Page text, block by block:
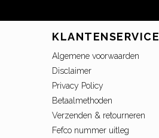
KLANTENSERVICE
Algemene voorwaarden
Disclaimer
Privacy Policy
Betaalmethoden
Verzenden & retourneren
Fefco nummer uitleg